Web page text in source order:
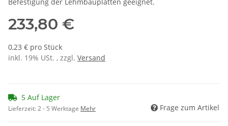
233,80 €
0,23 € pro Stück
inkl. 19% USt. , zzgl. Versand
5 Auf Lager
Lieferzeit:2 - 5 Werktage Mehr Frage zum Artikel